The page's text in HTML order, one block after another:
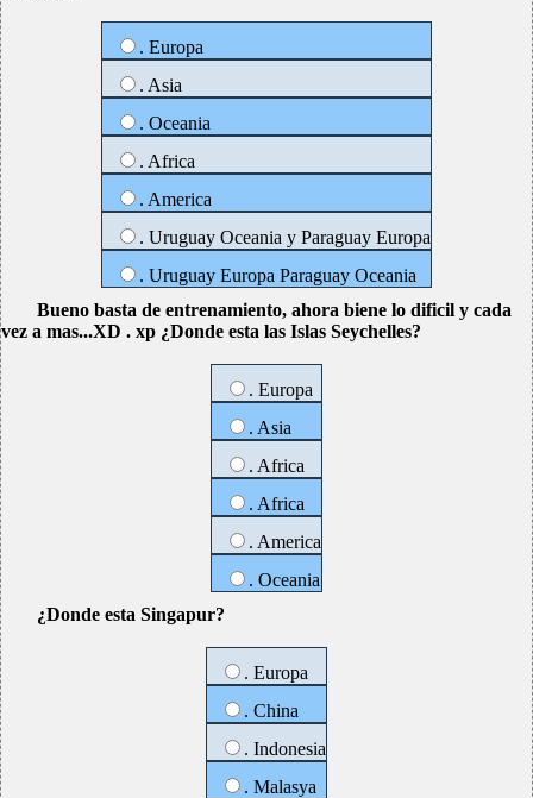
. Europa
. Asia
. Oceania
. Africa
. America
. Uruguay Oceania y Paraguay Europa
. Uruguay Europa Paraguay Oceania
Bueno basta de entrenamiento, ahora biene lo dificil y cada
vez a mas...XD . xp ¿Donde esta las Islas Seychelles?
. Europa
. Asia
. Africa
. Africa
. America
. Oceania
¿Donde esta Singapur?
. Europa
. China
. Indonesia
. Malasya